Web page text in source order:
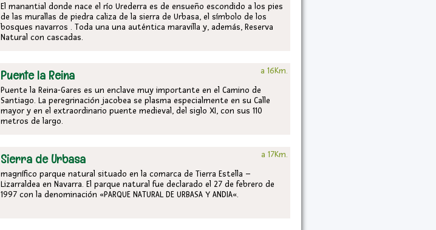
El manantial donde nace el río Urederra es de ensueño escondido a los pies
de las murallas de piedra caliza de la sierra de Urbasa, el símbolo de los
bosques navarros . Toda una una auténtica maravilla y, además, Reserva
Natural con cascadas.
a 16Km.
Puente la Reina
Puente la Reina-Gares es un enclave muy importante en el Camino de
Santiago. La peregrinación jacobea se plasma especialmente en su Calle
mayor y en el extraordinario puente medieval, del siglo XI, con sus 110
metros de largo.
a 17Km.
Sierra de Urbasa
magnífico parque natural situado en la comarca de Tierra Estella –
Lizarraldea en Navarra. El parque natural fue declarado el 27 de febrero de
1997 con la denominación «PARQUE NATURAL DE URBASA Y ANDIA«.